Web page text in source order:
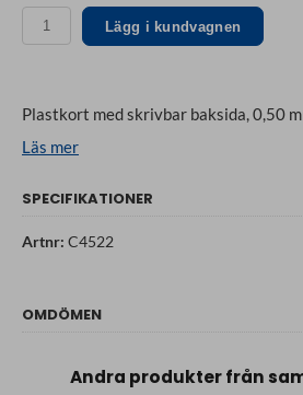
Lägg i kundvagnen
Plastkort med skrivbar baksida, 0,50
Läs mer
SPECIFIKATIONER
Artnr: C4522
OMDÖMEN
Andra produkter från